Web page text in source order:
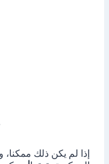
إذا لم يكن ذلك